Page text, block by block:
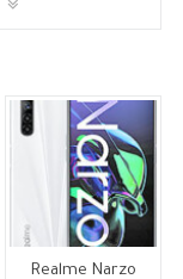
Realme Narzo